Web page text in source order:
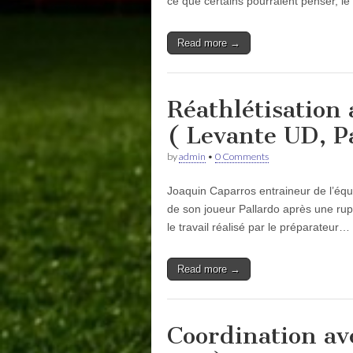
Read more →
Réathlétisation
( Levante UD,
byadmin • 0 Comments
Joaquin Caparros entraineur de
de son joueur Pallardo après une
le travail réalisé par le préparateur…
Read more →
Coordination